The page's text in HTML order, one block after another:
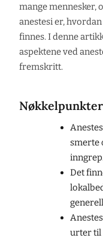
mange mennesker,
anestesi er,
finnes. I denne
aspektene ved
fremskritt.
Nøkkelpunkter
smerte
Det
urter til